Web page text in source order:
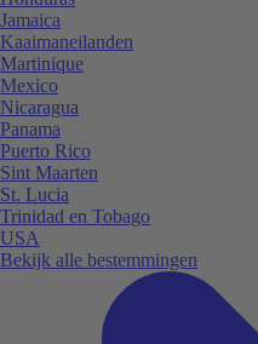
Jamaica
Kaaimaneilanden
Martinique
Mexico
Nicaragua
Panama
Puerto Rico
Sint Maarten
St. Lucia
Trinidad en Tobago
USA
Bekijk alle bestemmingen